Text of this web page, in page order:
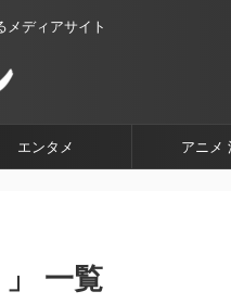
メディアサイト
エンタメ アニメ
」 一覧